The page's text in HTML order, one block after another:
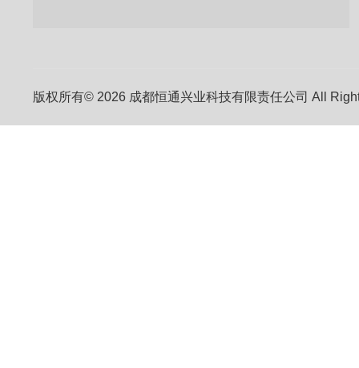
版权所有© 2026 成都恒通兴业科技有限责任公司 All